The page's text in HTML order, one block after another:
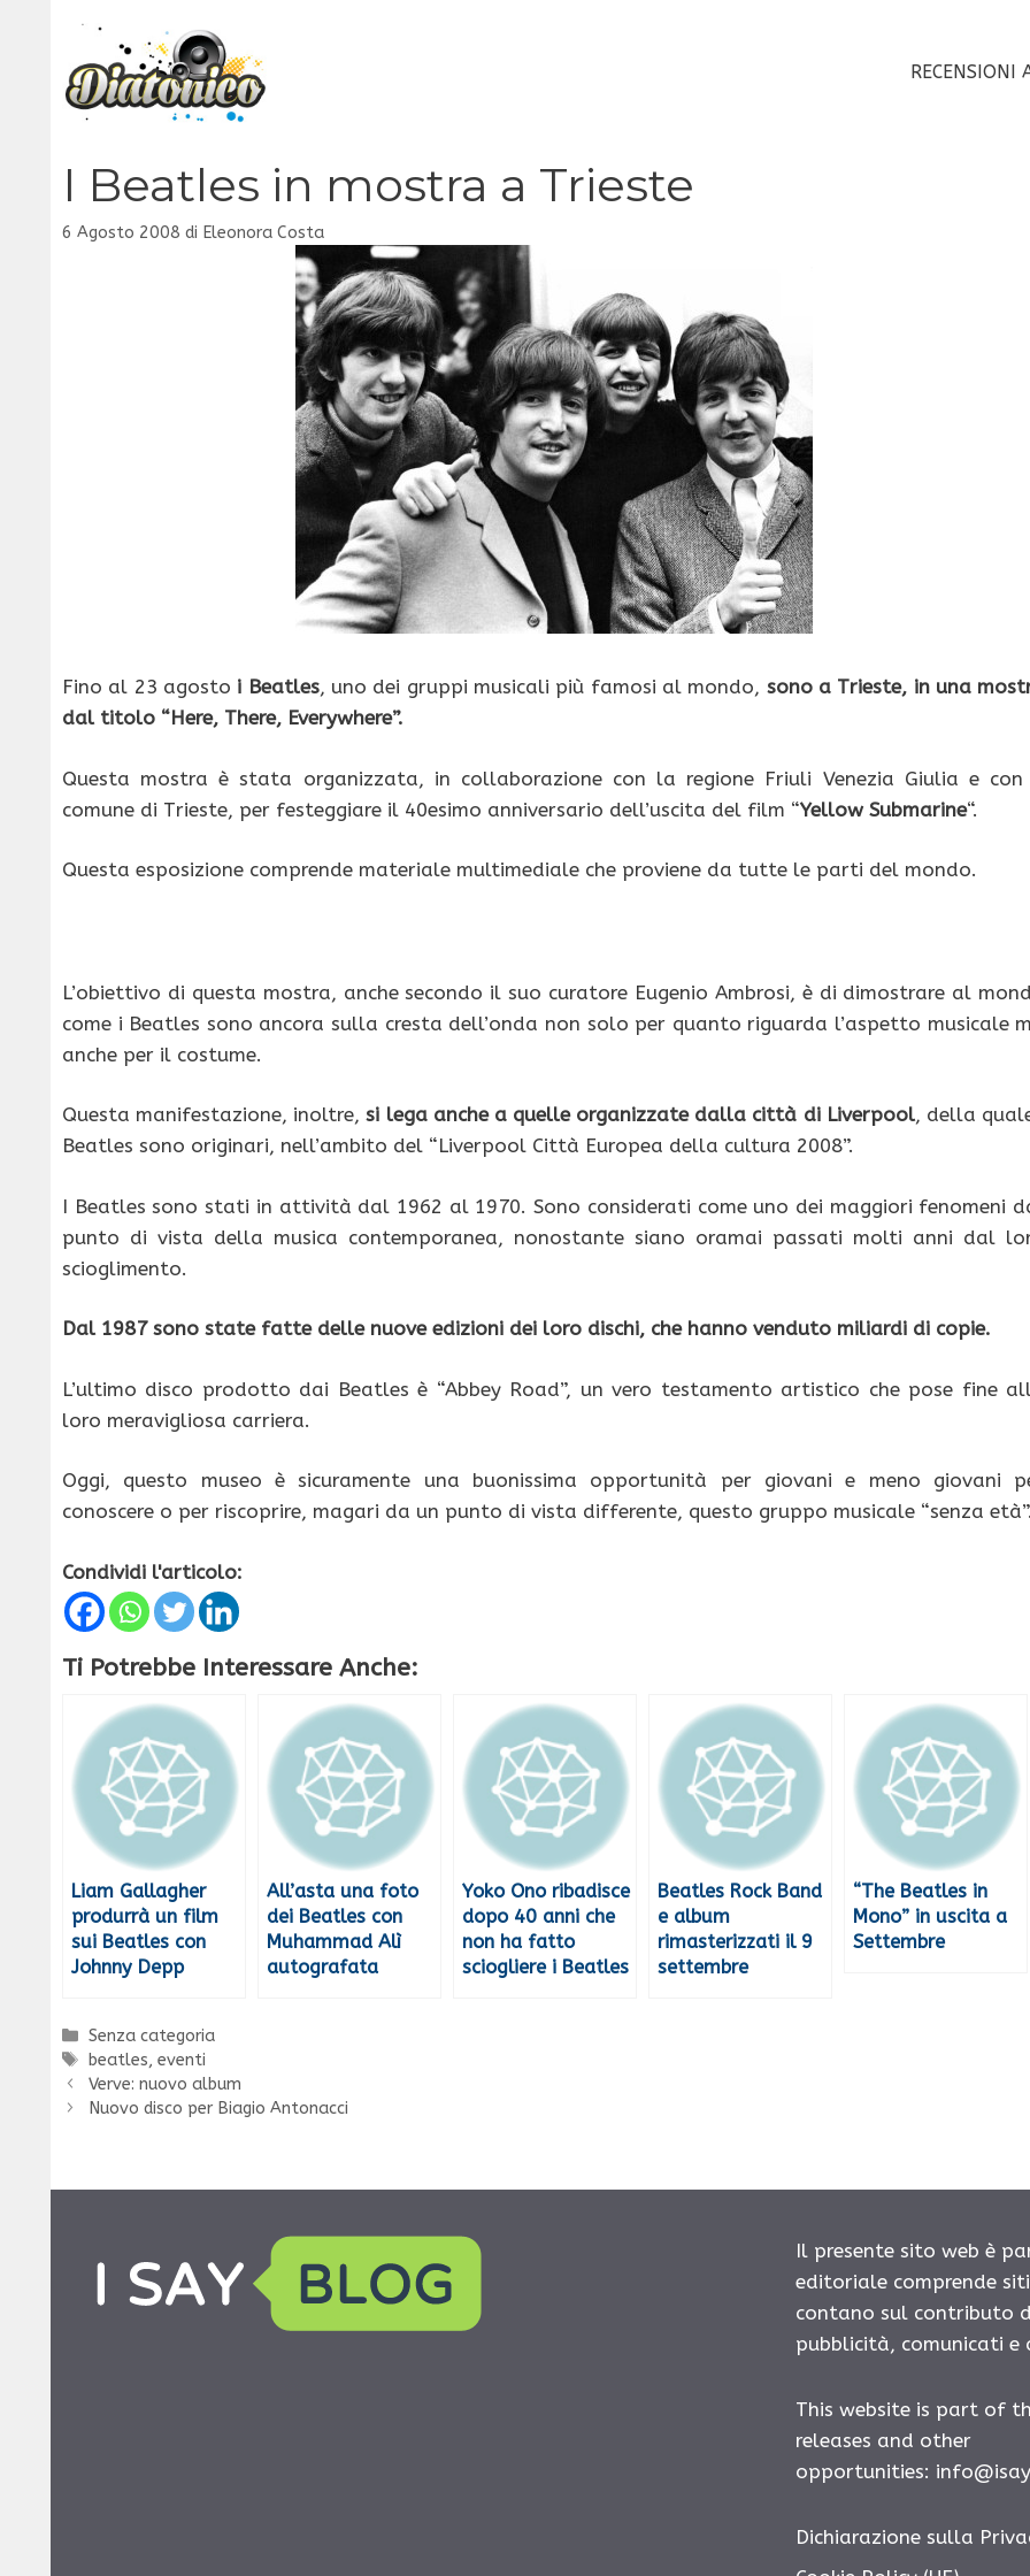
contenuto
RECENSIONI
I Beatles in mostra a Trieste
6 Agosto 2008 di Eleonora Costa
Fino al 23 agosto i Beatles, uno dei gruppi musicali più famosi al mondo, sono a Trieste, in una
dal titolo “Here, There, Everywhere”.
Questa mostra è stata organizzata, in collaborazione con la regione Friuli Venezia Giulia e
comune di Trieste, per festeggiare il 40esimo anniversario dell’uscita del film “Yellow Submarine“.
Questa esposizione comprende materiale multimediale che proviene da tutte le parti del mondo.
L’obiettivo di questa mostra, anche secondo il suo curatore Eugenio Ambrosi, è di dimostrare al
come i Beatles sono ancora sulla cresta dell’onda non solo per quanto riguarda l’aspetto musicale
anche per il costume.
Questa manifestazione, inoltre,si lega anche a quelle organizzate dalla città di Liverpool, della
Beatles sono originari, nell’ambito del “Liverpool Città Europea della cultura 2008”.
I Beatles sono stati in attività dal 1962 al 1970. Sono considerati come uno dei maggiori fenomeni
punto di vista della musica contemporanea, nonostante siano oramai passati molti anni dal
scioglimento.
Dal 1987 sono state fatte delle nuove edizioni dei loro dischi, che hanno venduto miliardi di copie.
L’ultimo disco prodotto dai Beatles è “Abbey Road”, un vero testamento artistico che pose fine
loro meravigliosa carriera.
Oggi, questo museo è sicuramente una buonissima opportunità per giovani e meno giovani
conoscere o per riscoprire, magari da un punto di vista differente, questo gruppo musicale “senza età”.
Condividi l'articolo:
Ti Potrebbe Interessare Anche:
Liam Gallagher
produrrà un film
sui Beatles con
Johnny Depp
All’asta una foto
dei Beatles con
Muhammad Alì
autografata
Yoko Ono ribadisce
dopo 40 anni che
non ha fatto
sciogliere i Beatles
Beatles Rock Band
e album
rimasterizzati il 9
settembre
“The Beatles in
Mono” in uscita a
Settembre
Categorie
Senza categoria
Tag
beatles,eventi
Verve: nuovo album
Nuovo disco per Biagio Antonacci
Il presente sito web è
editoriale comprende
contano sul contributo
pubblicità, comunicati e
This website is part of
releases and other
opportunities:
Dichiarazione sulla